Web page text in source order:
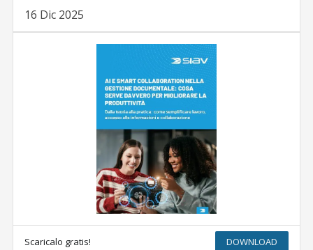
16 Dic 2025
Scaricalo gratis! DOWNLOAD